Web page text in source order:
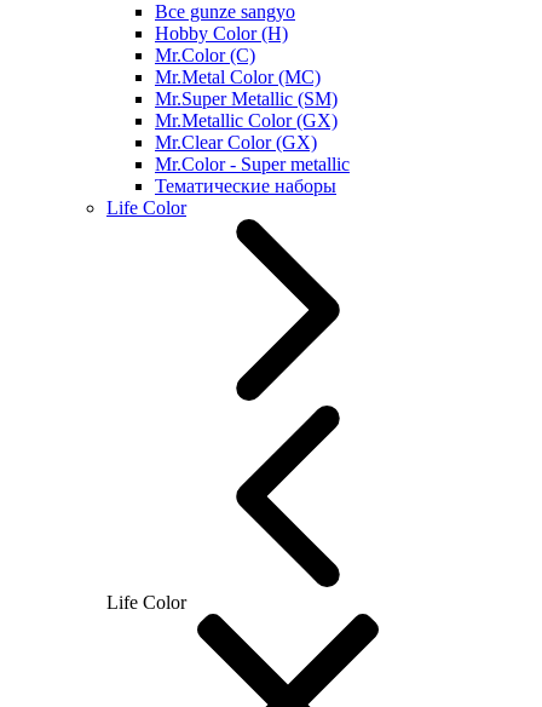
Все gunze sangyo
Hobby Color (H)
Mr.Color (C)
Mr.Metal Color (MC)
Mr.Super Metallic (SM)
Mr.Metallic Color (GX)
Mr.Clear Color (GX)
Mr.Color - Super metallic
Тематические наборы
Life Color
Life Color